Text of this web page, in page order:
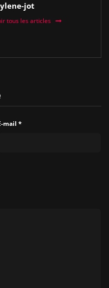
jot
tous les articles
mail *